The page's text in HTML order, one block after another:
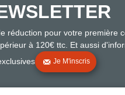
réduction pour votre première
à 120€ ttc. Et aussi
Je M'inscris